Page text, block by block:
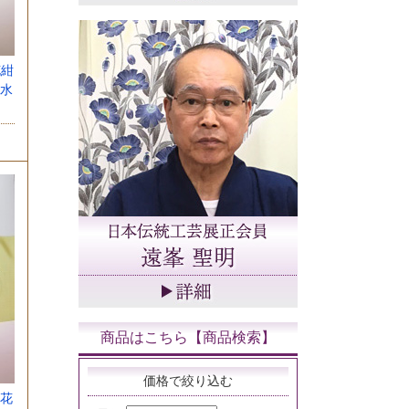
商品はこちら【商品検索】
価格で絞り込む